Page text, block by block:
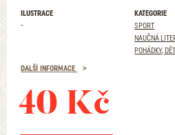
ILUSTRACE
-
KATEGORIE
SPORT
NAUČNÁ
POHÁDKY,
DALŠÍ INFORMACE
40 Kč